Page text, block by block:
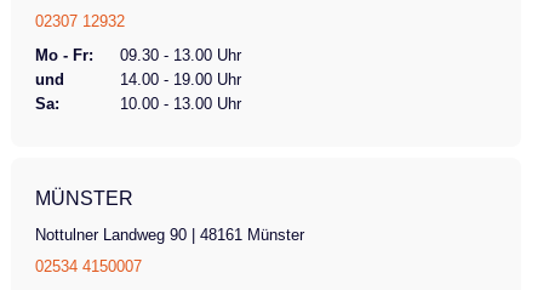
02307 12932
Mo - Fr:
09.30 - 13.00 Uhr
und
14.00 - 19.00 Uhr
Sa:
10.00 - 13.00 Uhr
MÜNSTER
Nottulner Landweg 90 | 48161 Münster
02534 4150007